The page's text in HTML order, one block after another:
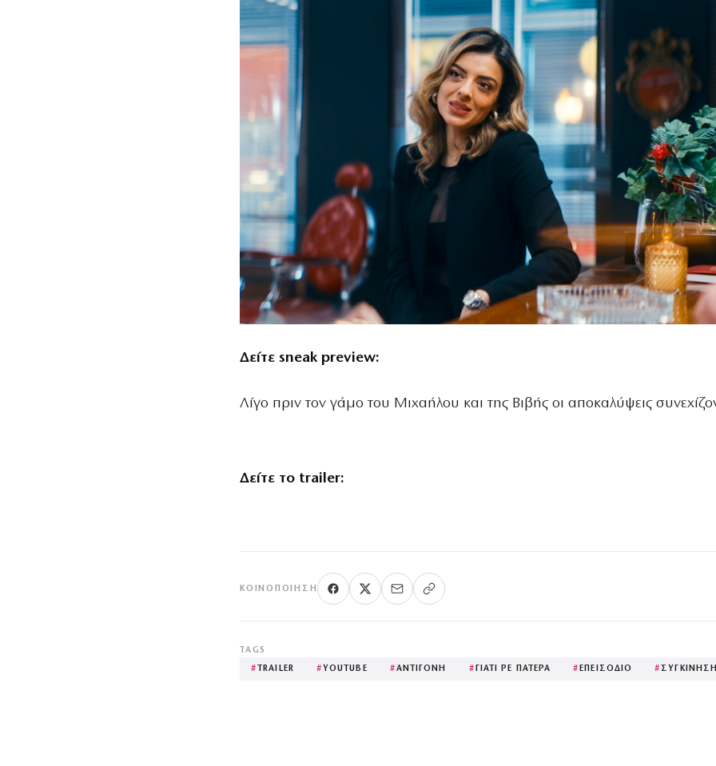
Δείτε sneak preview:
Λίγο πριν τον γάμο του Μιχαήλου και της Βιβής οι αποκαλύψεις
Δείτε το trailer:
ΚΟΙΝΟΠΟΊΗΣΗ
TAGS
# TRAILER # YOUTUBE #ΑΝΤΙΓΟΝΗ # ΓΙΑΤΙ ΡΕ ΠΑΤΕΡΑ # ΕΠΕΙΣΟΔΙΟ #